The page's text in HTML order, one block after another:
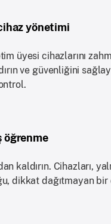
yönetimi
üyesi cihazlarını
ve güvenliğini
öğrenme
kaldırın. Cihazları,
dikkat dağıtmayan bir